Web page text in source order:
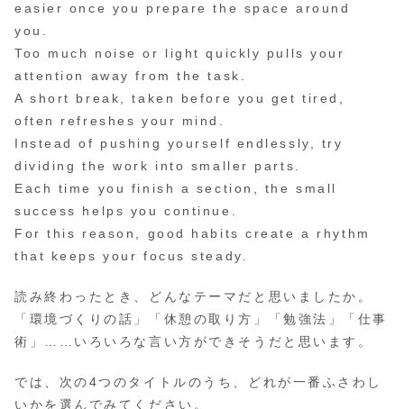
easier once you prepare the space around
you.
Too much noise or light quickly pulls your
attention away from the task.
A short break, taken before you get tired,
often refreshes your mind.
Instead of pushing yourself endlessly, try
dividing the work into smaller parts.
Each time you finish a section, the small
success helps you continue.
For this reason, good habits create a rhythm
that keeps your focus steady.
読み終わったとき、どんなテーマだと思いましたか。
「環境づくりの話」「休憩の取り方」「勉強法」「仕事
術」……いろいろな言い方ができそうだと思います。
では、次の4つのタイトルのうち、どれが一番ふさわし
いかを選んでみてください。